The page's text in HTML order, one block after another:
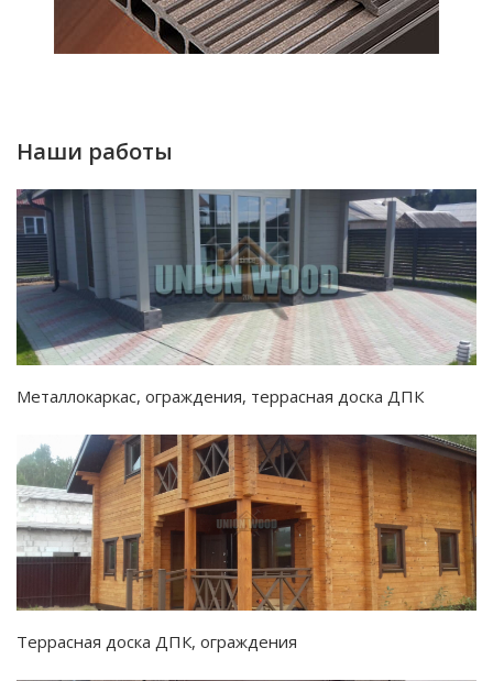
Наши работы
Металлокаркас, ограждения, террасная доска ДПК
Террасная доска ДПК, ограждения